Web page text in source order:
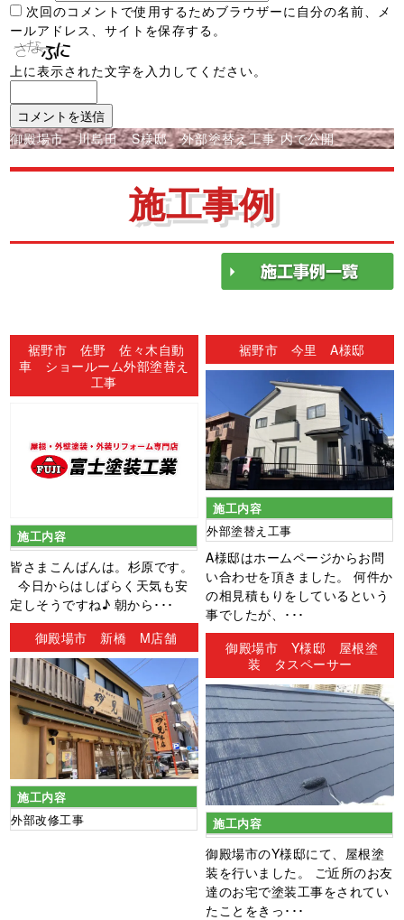
次回のコメントで使用するためブラウザーに自分の名前、メ
ールアドレス、サイトを保存する。
上に表示された文字を入力してください。
投
稿
ゲ
ン
御殿場市 川島田 S様邸 外部塗替え工事 内で公開
施工事例
裾野市 佐野 佐々木自動
車 ショールーム外部塗替え
工事
施工内容
皆さまこんばんは。杉原です。
今日からはしばらく天気も安
定しそうですね♪ 朝から･･･
裾野市 今里 A様邸
施工内容
外部塗替え工事
A様邸はホームページからお問
い合わせを頂きました。 何件か
の相見積もりをしているという
事でしたが、･･･
御殿場市 新橋 M店舗
施工内容
外部改修工事
御殿場市 Y様邸 屋根塗
装 タスペーサー
施工内容
御殿場市のY様邸にて、屋根塗
装を行いました。 ご近所のお友
達のお宅で塗装工事をされてい
たことをきっ･･･